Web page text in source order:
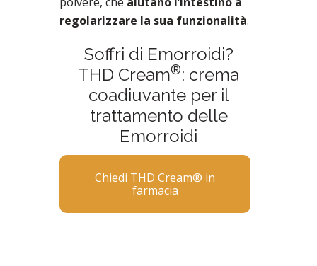
regolarizzare la sua funzionalità.
Soffri di Emorroidi?
THD Cream®: crema
coadiuvante per il
trattamento delle
Emorroidi
Chiedi THD Cream® in
farmacia